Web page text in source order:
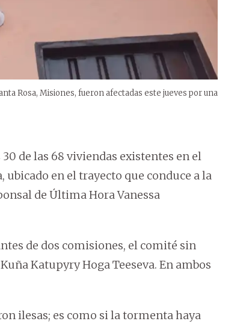
Rosa, Misiones, fueron afectadas este jueves por una
de las 68 viviendas existentes en el
en el trayecto que conduce a la
de Última Hora Vanessa
de dos comisiones, el comité sin
Katupyry Hoga Teeseva. En ambos
ilesas; es como si la tormenta haya